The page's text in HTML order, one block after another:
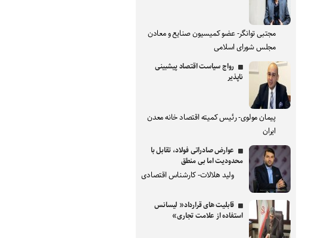
مجتبی توانگر- عضو کمیسیون صنایع و معادن
مجلس شورای اسلامی
رواج سیاست اقتصاد پیشبینی
ناپذیر
پیمان مولوی- رئیس کمیته اقتصاد خانه معدن
ایران
عوارض صادراتی فولاد، تقابل با
محدودیت اما بی منطق
ولید هلالات- کارشناس اقتصادی
قابلیت های قرارداد« لیسانس
استفاده از علامت تجاری»